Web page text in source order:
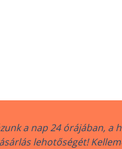
a nap 24 órájában, a
lehotőségét!